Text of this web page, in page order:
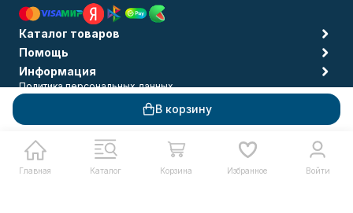
В корзину
Главная Каталог Корзина Избранное Войти
Каталог товаров
Помощь
Информация
Политика персональных данных
© 2009-2026 MSANTEH